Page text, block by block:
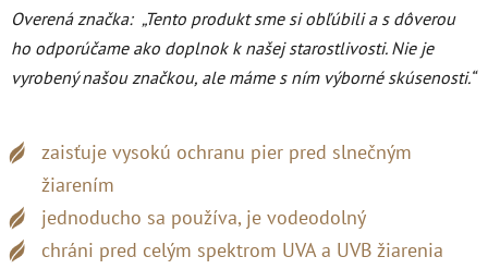
Overená značka: „Tento produkt sme si obľúbili a s dôverou
ho odporúčame ako doplnok k našej starostlivosti. Nie je
vyrobený našou značkou, ale máme s ním výborné skúsenosti.“
zaisťuje vysokú ochranu pier pred slnečným
žiarením
jednoducho sa používa, je vodeodolný
chráni pred celým spektrom UVA a UVB žiarenia